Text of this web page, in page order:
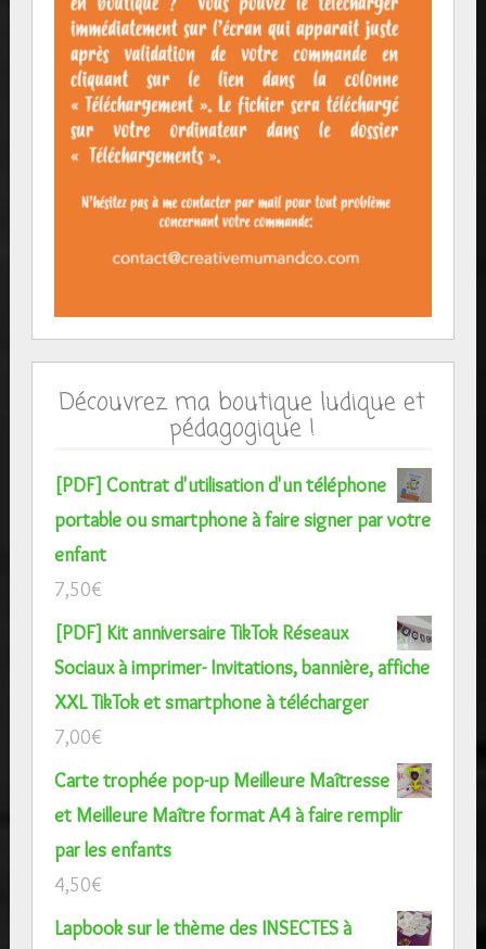
Découvrez ma boutique ludique et
pédagogique !
[PDF] Contrat d'utilisation d'un téléphone
portable ou smartphone à faire signer par votre
enfant
7,50€
[PDF] Kit anniversaire TikTok Réseaux
Sociaux à imprimer- Invitations, bannière, affiche
XXL TikTok et smartphone à télécharger
7,00€
Carte trophée pop-up Meilleure Maîtresse
et Meilleure Maître format A4 à faire remplir
par les enfants
4,50€
Lapbook sur le thème des INSECTES à